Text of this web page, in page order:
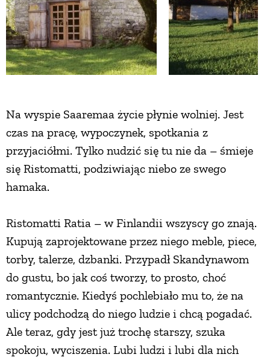
Na wyspie Saaremaa życie płynie wolniej. Jest
czas na pracę, wypoczynek, spotkania z
przyjaciółmi. Tylko nudzić się tu nie da – śmieje
się Ristomatti, podziwiając niebo ze swego
hamaka.
Ristomatti Ratia – w Finlandii wszyscy go znają.
Kupują zaprojektowane przez niego meble, piece,
torby, talerze, dzbanki. Przypadł Skandynawom
do gustu, bo jak coś tworzy, to prosto, choć
romantycznie. Kiedyś pochlebiało mu to, że na
ulicy podchodzą do niego ludzie i chcą pogadać.
Ale teraz, gdy jest już trochę starszy, szuka
spokoju, wyciszenia. Lubi ludzi i lubi dla nich
ZWIERZĘTA W NATURZE
GRZYBY
RĘKODZIEŁO
ZWYCZAJE
ZRÓB TO SAM
PRZEPISY
ŚNIADANIA